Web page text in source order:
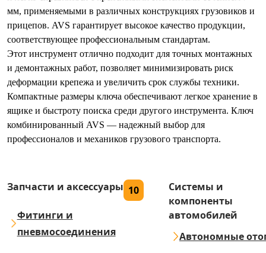
мм, применяемыми в различных конструкциях грузовиков и
прицепов. AVS гарантирует высокое качество продукции,
соответствующее профессиональным стандартам.
Этот инструмент отлично подходит для точных монтажных
и демонтажных работ, позволяет минимизировать риск
деформации крепежа и увеличить срок службы техники.
Компактные размеры ключа обеспечивают легкое хранение в
ящике и быстроту поиска среди другого инструмента. Ключ
комбинированный AVS — надежный выбор для
профессионалов и механиков грузового транспорта.
Запчасти и аксессуары 10
Фитинги и
пневмосоединения
Системы и
компоненты
автомобилей
Автономные